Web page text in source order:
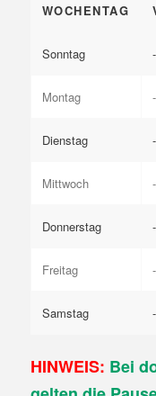
WOCHENTAG
Sonntag
Montag
Dienstag
Mittwoch
Donnerstag
Freitag
Samstag
HINWEIS: Bei